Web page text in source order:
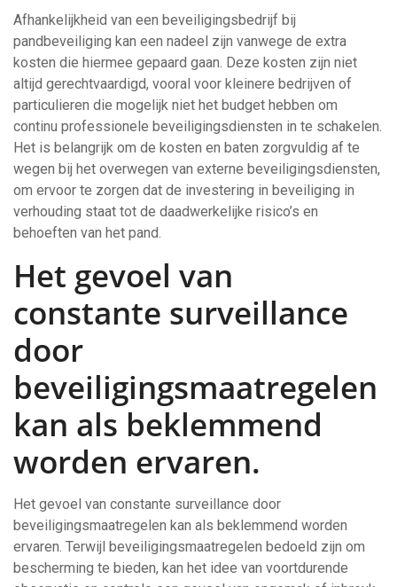
Afhankelijkheid van een beveiligingsbedrijf bij
pandbeveiliging kan een nadeel zijn vanwege de extra
kosten die hiermee gepaard gaan. Deze kosten zijn niet
altijd gerechtvaardigd, vooral voor kleinere bedrijven of
particulieren die mogelijk niet het budget hebben om
continu professionele beveiligingsdiensten in te schakelen.
Het is belangrijk om de kosten en baten zorgvuldig af te
wegen bij het overwegen van externe beveiligingsdiensten,
om ervoor te zorgen dat de investering in beveiliging in
verhouding staat tot de daadwerkelijke risico’s en
behoeften van het pand.
Het gevoel van
constante surveillance
door
beveiligingsmaatregelen
kan als beklemmend
worden ervaren.
Het gevoel van constante surveillance door
beveiligingsmaatregelen kan als beklemmend worden
ervaren. Terwijl beveiligingsmaatregelen bedoeld zijn om
bescherming te bieden, kan het idee van voortdurende